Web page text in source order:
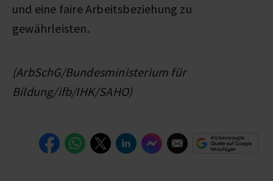
und eine faire Arbeitsbeziehung zu
gewährleisten.
(ArbSchG/Bundesministerium für
Bildung/ifb/IHK/SAHO)